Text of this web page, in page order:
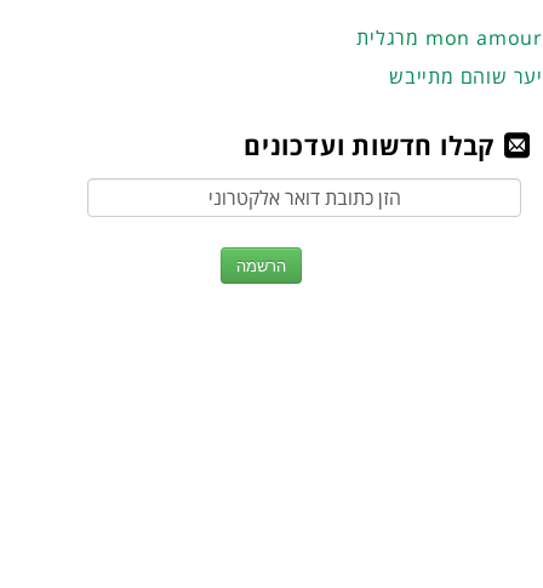
מרגלית mon amour
יער שוהם מתייבש
קבלו חדשות ועדכונים